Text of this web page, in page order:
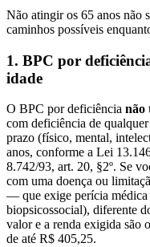
Não atingir os 65 anos não
caminhos possíveis
1. BPC por
idade
O BPC por deficiência não
com deficiência de
prazo (físico, mental,
anos, conforme a Lei
8.742/93, art. 20, §2º. Se
com uma doença ou
— que exige perícia médica
biopsicossocial), diferente
valor e a renda exigida são
de até R$ 405,25.